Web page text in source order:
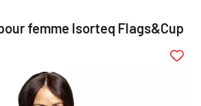
femme Isorteq Flags&Cup